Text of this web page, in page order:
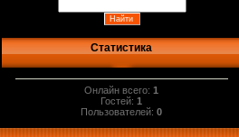
Статистика
Онлайн всего:1
Гостей:1
Пользователей:0